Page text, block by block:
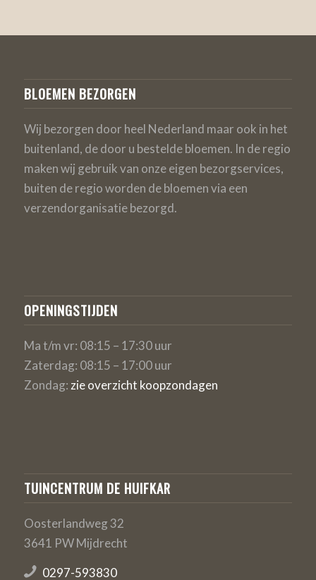
BLOEMEN BEZORGEN
Wij bezorgen door heel Nederland maar ook in het
buitenland, de door u bestelde bloemen. In de regio
maken wij gebruik van onze eigen bezorgservices,
buiten de regio worden de bloemen via een
verzendorganisatie bezorgd.
OPENINGSTIJDEN
Ma t/m vr: 08:15 – 17:30 uur
Zaterdag: 08:15 – 17:00 uur
Zondag:zie overzicht koopzondagen
TUINCENTRUM DE HUIFKAR
Oosterlandweg 32
3641 PW Mijdrecht
0297-593830